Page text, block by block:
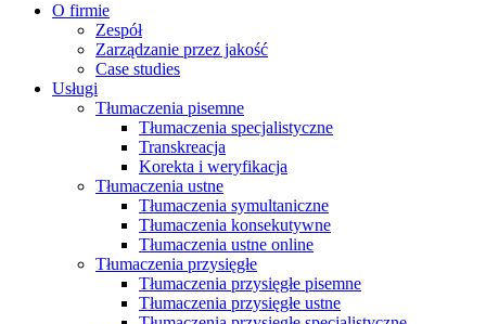
O firmie
Zespół
Zarządzanie przez jakość
Case studies
Usługi
Tłumaczenia pisemne
Tłumaczenia specjalistyczne
Transkreacja
Korekta i weryfikacja
Tłumaczenia ustne
Tłumaczenia symultaniczne
Tłumaczenia konsekutywne
Tłumaczenia ustne online
Tłumaczenia przysięgłe
Tłumaczenia przysięgłe pisemne
Tłumaczenia przysięgłe ustne